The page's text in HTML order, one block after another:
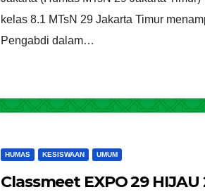
kelas 8.1 MTsN 29 Jakarta Timur
Pengabdi dalam…
HUMAS KESISWAAN UMUM
Classmeet EXPO 29 HIJAU